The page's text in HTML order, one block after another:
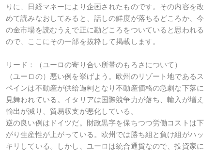
りに、日経マネーにより企画されたものです。その内容を改
めて読みなおしてみると、話しの鮮度が落ちるどころか、今
の金市場を読むうえで正に勘どころをついていると思われる
ので、ここにその一部を抜粋して掲載します。
リード：（ユーロの寄り合い所帯のもろさについて）
（ユーロの）悪い例を挙げよう。欧州のリゾート地であるス
ペインは不動産が供給過剰となり不動産価格の急劇な下落に
見舞われている。イタリアは国際競争力が落ち、輸入が増え
輸出が減り、貿易収支が悪化している。
逆の良い例はドイツだ。財政黒字を保ちつつ労働コストは下
がり生産性が上がっている。欧州では勝ち組と負け組がハッ
キリしている。しかし、ユーロは統合通貨なので、投資家に